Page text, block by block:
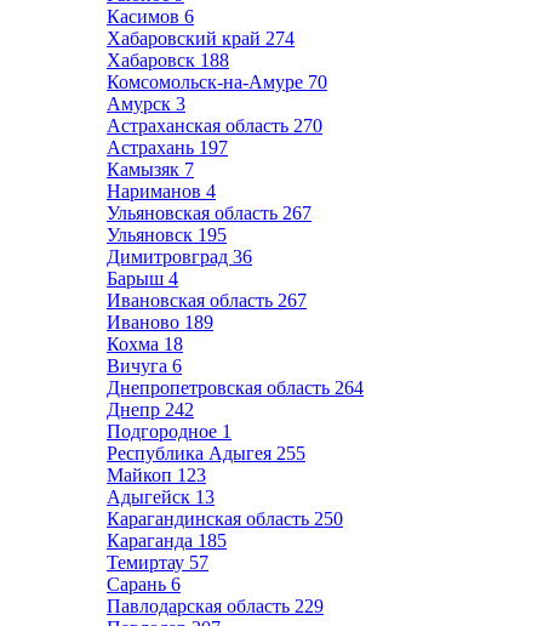
Касимов 6
Хабаровский край 274
Хабаровск 188
Комсомольск-на-Амуре 70
Амурск 3
Астраханская область 270
Астрахань 197
Камызяк 7
Нариманов 4
Ульяновская область 267
Ульяновск 195
Димитровград 36
Барыш 4
Ивановская область 267
Иваново 189
Кохма 18
Вичуга 6
Днепропетровская область 264
Днепр 242
Подгородное 1
Республика Адыгея 255
Майкоп 123
Адыгейск 13
Карагандинская область 250
Караганда 185
Темиртау 57
Сарань 6
Павлодарская область 229